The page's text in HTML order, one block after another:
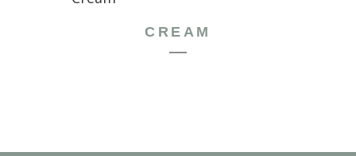
CREAM